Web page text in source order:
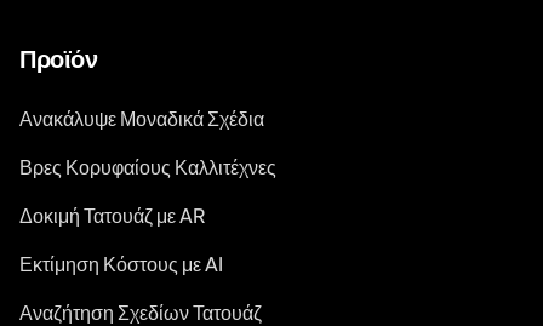
Προϊόν
Ανακάλυψε Μοναδικά Σχέδια
Βρες Κορυφαίους Καλλιτέχνες
Δοκιμή Τατουάζ με AR
Εκτίμηση Κόστους με AI
Αναζήτηση Σχεδίων Τατουάζ